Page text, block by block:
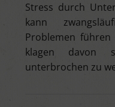
Stress durch
kann
Problemen
klagen davon
unterbrochen zu